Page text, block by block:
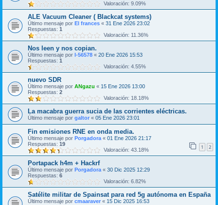
Valoración: 9.09%
ALE Vacuum Cleaner ( Blackcat systems)
Último mensaje por El frances « 31 Ene 2026 23:02
Respuestas: 1
Valoración: 11.36%
Nos leen y nos copian.
Último mensaje por I-56578 « 20 Ene 2026 15:53
Respuestas: 1
Valoración: 4.55%
nuevo SDR
Último mensaje por ANgazu « 15 Ene 2026 13:00
Respuestas: 2
Valoración: 18.18%
La macabra guerra sucia de las corrientes eléctricas.
Último mensaje por galtor « 05 Ene 2026 23:01
Fin emisiones RNE en onda media.
Último mensaje por Porgadora « 01 Ene 2026 21:17
Respuestas: 19 1 2
Valoración: 43.18%
Portapack h4m + Hackrf
Último mensaje por Porgadora « 30 Dic 2025 12:29
Respuestas: 6
Valoración: 6.82%
Satélite militar de Spainsat para red 5g autónoma en España
Último mensaje por cmaaraver « 15 Dic 2025 16:53